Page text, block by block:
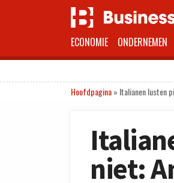
ECONOMIE ONDERNEMEN
Hoofdpagina» Italianen lusten
niet: